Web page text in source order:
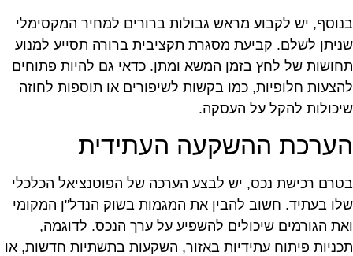
יש לקבוע מראש גבולות ברורים למחיר המקסימלי
לשלם. קביעת מסגרת תקציבית ברורה תסייע למנוע
של לחץ בזמן המשא ומתן. כדאי גם להיות פתוחים
חלופיות, כמו בקשות לשיפורים או תוספות לחוזה
להקל על העסקה.
ההשקעה העתידית
רכישת נכס, יש לבצע הערכה של הפוטנציאל הכלכלי
בעתיד. חשוב להבין את המגמות בשוק הנדל"ן המקומי
הגורמים שיכולים להשפיע על ערך הנכס. לדוגמה,
פיתוח עתידיות באזור, השקעות בתשתיות חדשות, או